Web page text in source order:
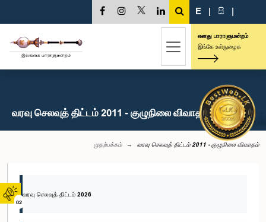
02
E | සි |
எனது பாராளுமன்றம்
இங்கே உள்நுழைக
வரவு செலவுத் திட்டம் 2011 - குழுநிலை விவாதம்
முதற்பக்கம் வரவு செலவுத் திட்டம் 2011 - குழுநிலை விவாதம்
வரவு செலவுத் திட்டம் 2026